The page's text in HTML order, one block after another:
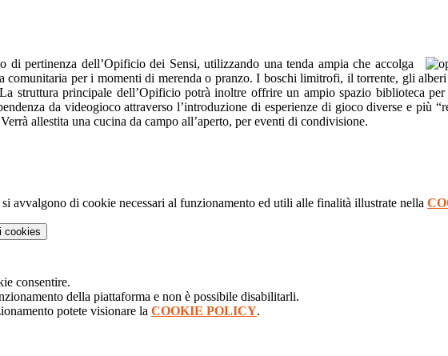
di pertinenza dell’Opificio dei Sensi, utilizzando una tenda ampia che accolga
comunitaria per i momenti di merenda o pranzo. I boschi limitrofi, il torrente, gli
La struttura principale dell’Opificio potrà inoltre offrire un ampio spazio biblioteca
da videogioco attraverso l’introduzione di esperienze di gioco diverse e più
allestita una cucina da campo all’aperto, per eventi di condivisione.
avvalgono di cookie necessari al funzionamento ed utili alle finalità illustrate nella
i cookies
consentire.
della piattaforma e non è possibile disabilitarli.
potete visionare la COOKIE POLICY.